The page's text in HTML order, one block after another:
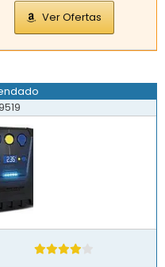
Ver Ofertas